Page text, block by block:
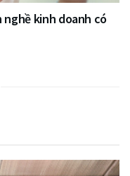
kinh doanh có